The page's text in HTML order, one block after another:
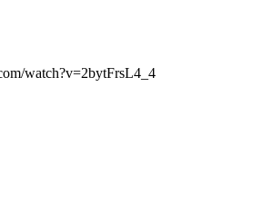
watch?v=2bytFrsL4_4